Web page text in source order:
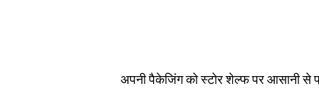
अपनी पैकेजिंग को स्टोर शेल्फ पर आसानी से